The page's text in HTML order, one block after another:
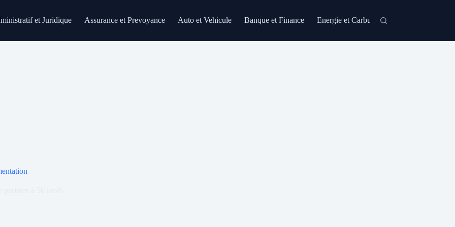
et Juridique Assurance et Prevoyance Auto et Vehicule Banque et Finance Energie et Carburant